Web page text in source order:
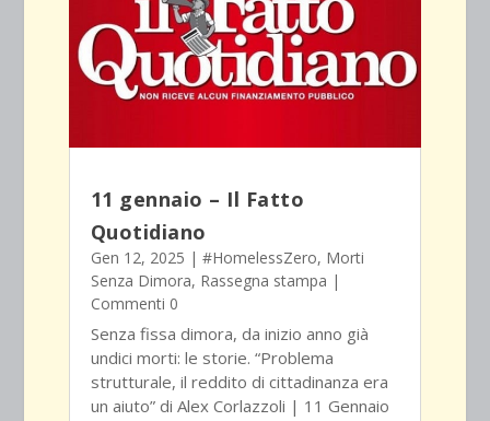
11 gennaio – Il Fatto
Quotidiano
Gen 12, 2025 | #HomelessZero, Morti
Senza Dimora, Rassegna stampa |
Commenti 0
Senza fissa dimora, da inizio anno già
undici morti: le storie. “Problema
strutturale, il reddito di cittadinanza era
un aiuto” di Alex Corlazzoli | 11 Gennaio